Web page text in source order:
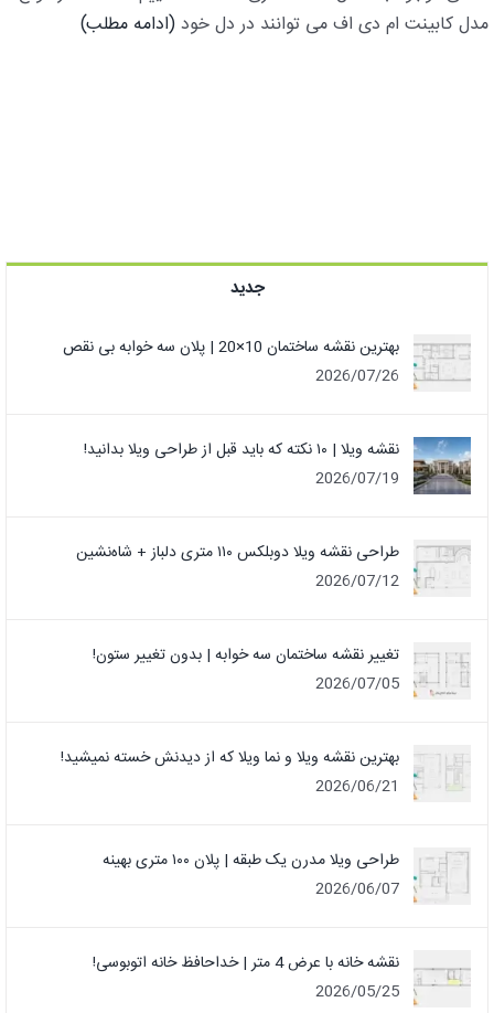
مدل کابینت ام دی اف می توانند در دل خود(ادامه مطلب)
جدید
بهترین نقشه ساختمان 10×20 | پلان سه خوابه بی نقص
2026/07/26
نقشه ویلا | ۱۰ نکته که باید قبل از طراحی ویلا بدانید!
2026/07/19
طراحی نقشه ویلا دوبلکس ۱۱۰ متری دلباز + شاه‌نشین
2026/07/12
تغییر نقشه ساختمان سه خوابه | بدون تغییر ستون!
2026/07/05
بهترین نقشه ویلا و نما ویلا که از دیدنش خسته نمیشید!
2026/06/21
طراحی ویلا مدرن یک‌ طبقه | پلان ۱۰۰ متری بهینه
2026/06/07
نقشه خانه با عرض 4 متر | خداحافظ خانه‌ اتوبوسی!
2026/05/25